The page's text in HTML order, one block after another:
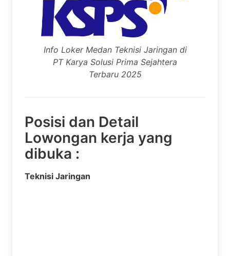
Info Loker Medan Teknisi Jaringan di
PT Karya Solusi Prima Sejahtera
Terbaru 2025
Posisi dan Detail
Lowongan kerja yang
dibuka :
Teknisi Jaringan